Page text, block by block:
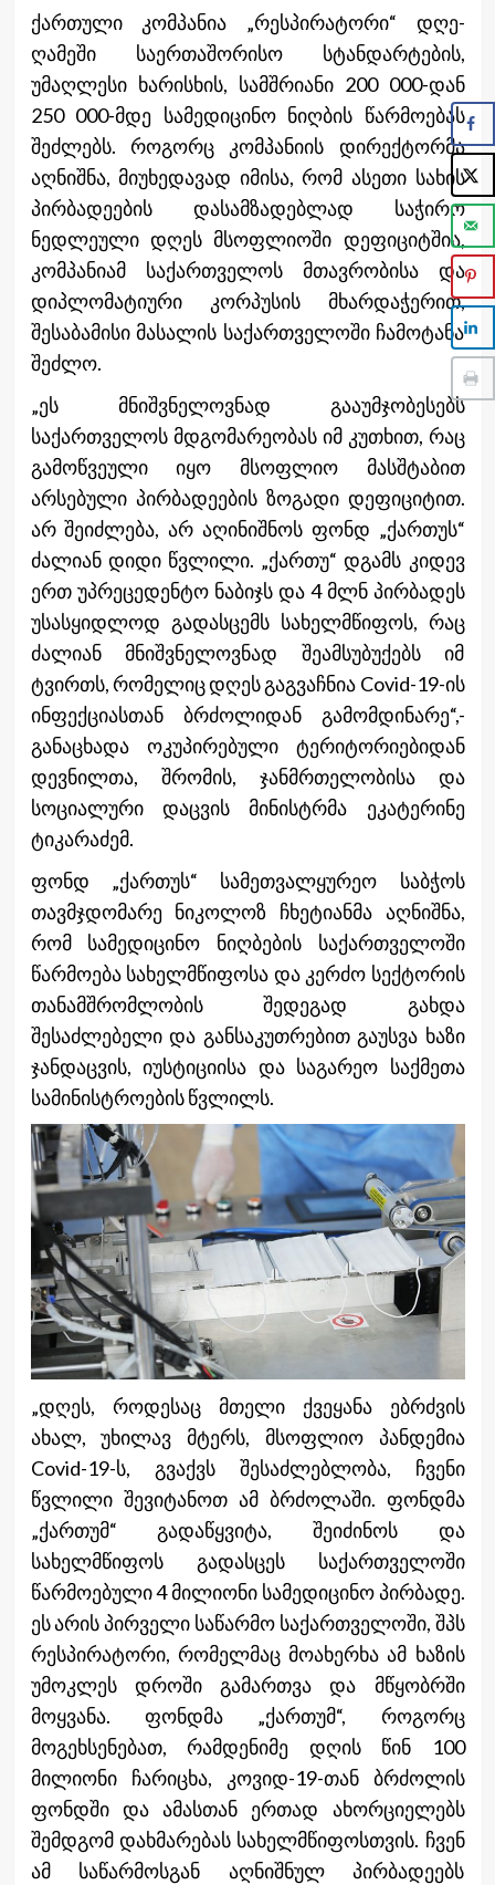
ქართული კომპანია „რესპირატორი“ დღე-
ღამეში საერთაშორისო სტანდარტების,
უმაღლესი ხარისხის, სამშრიანი 200 000-დან
250 000-მდე სამედიცინო ნიღბის წარმოებას
შეძლებს. როგორც კომპანიის დირექტორმა
აღნიშნა, მიუხედავად იმისა, რომ ასეთი სახის
პირბადეების დასამზადებლად საჭირო
ნედლეული დღეს მსოფლიოში დეფიციტშია,
კომპანიამ საქართველოს მთავრობისა და
დიპლომატიური კორპუსის მხარდაჭერით,
შესაბამისი მასალის საქართველოში ჩამოტანა
შეძლო.
„ეს მნიშვნელოვნად გააუმჯობესებს
საქართველოს მდგომარეობას იმ კუთხით, რაც
გამოწვეული იყო მსოფლიო მასშტაბით
არსებული პირბადეების ზოგადი დეფიციტით.
არ შეიძლება, არ აღინიშნოს ფონდ „ქართუს“
ძალიან დიდი წვლილი. „ქართუ“ დგამს კიდევ
ერთ უპრეცედენტო ნაბიჯს და 4 მლნ პირბადეს
უსასყიდლოდ გადასცემს სახელმწიფოს, რაც
ძალიან მნიშვნელოვნად შეამსუბუქებს იმ
ტვირთს, რომელიც დღეს გაგვაჩნია Covid-19-ის
ინფექციასთან ბრძოლიდან გამომდინარე“,-
განაცხადა ოკუპირებული ტერიტორიებიდან
დევნილთა, შრომის, ჯანმრთელობისა და
სოციალური დაცვის მინისტრმა ეკატერინე
ტიკარაძემ.
ფონდ „ქართუს“ სამეთვალყურეო საბჭოს
თავმჯდომარე ნიკოლოზ ჩხეტიანმა აღნიშნა,
რომ სამედიცინო ნიღბების საქართველოში
წარმოება სახელმწიფოსა და კერძო სექტორის
თანამშრომლობის შედეგად გახდა
შესაძლებელი და განსაკუთრებით გაუსვა ხაზი
ჯანდაცვის, იუსტიციისა და საგარეო საქმეთა
სამინისტროების წვლილს.
„დღეს, როდესაც მთელი ქვეყანა ებრძვის
ახალ, უხილავ მტერს, მსოფლიო პანდემია
Covid-19-ს, გვაქვს შესაძლებლობა, ჩვენი
წვლილი შევიტანოთ ამ ბრძოლაში. ფონდმა
„ქართუმ“ გადაწყვიტა, შეიძინოს და
სახელმწიფოს გადასცეს საქართველოში
წარმოებული 4 მილიონი სამედიცინო პირბადე.
ეს არის პირველი საწარმო საქართველოში, შპს
რესპირატორი, რომელმაც მოახერხა ამ ხაზის
უმოკლეს დროში გამართვა და მწყობრში
მოყვანა. ფონდმა „ქართუმ“, როგორც
მოგეხსენებათ, რამდენიმე დღის წინ 100
მილიონი ჩარიცხა, კოვიდ-19-თან ბრძოლის
ფონდში და ამასთან ერთად ახორციელებს
შემდგომ დახმარებას სახელმწიფოსთვის. ჩვენ
ამ საწარმოსგან აღნიშნულ პირბადეებს